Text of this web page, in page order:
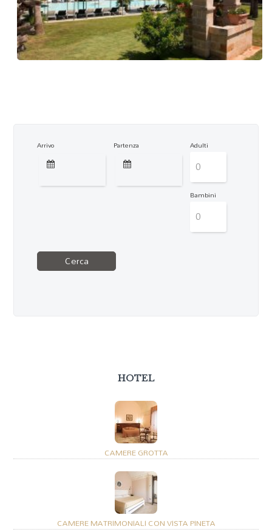
Arrivo Partenza Adulti
Bambini
HOTEL
CAMERE GROTTA
CAMERE MATRIMONIALI CON VISTA PINETA